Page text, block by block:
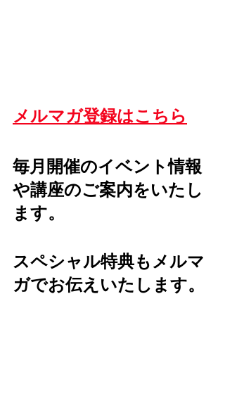
メルマガ登録はこちら
毎月開催のイベント情報
や講座のご案内をいたし
ます。
スペシャル特典もメルマ
ガでお伝えいたします。